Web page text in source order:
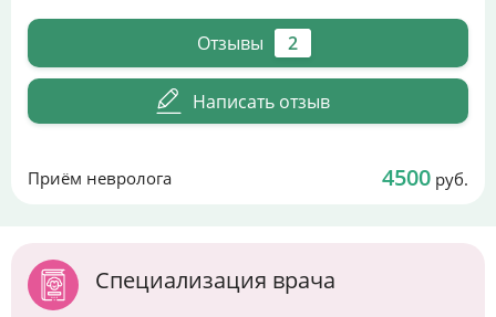
Отзывы 2
Написать отзыв
Приём невролога 4500 руб.
Специализация врача